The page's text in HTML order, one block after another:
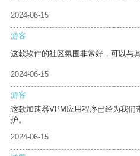
2024-06-15
游客
这款软件的社区氛围非常好，可以与
2024-06-15
游客
这款加速器VPM应用程序已经为我们
护。
2024-06-15